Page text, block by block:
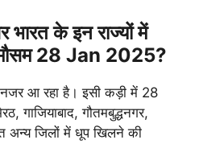
के इन राज्यों में
28 Jan 2025?
नजर आ रहा है। इसी कड़ी में 28
गाजियाबाद, गौतमबुद्धनगर,
अन्य जिलों में धूप खिलने की